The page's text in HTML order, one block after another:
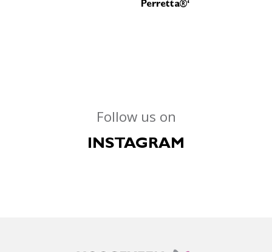
Perretta®‘
Follow us on
INSTAGRAM